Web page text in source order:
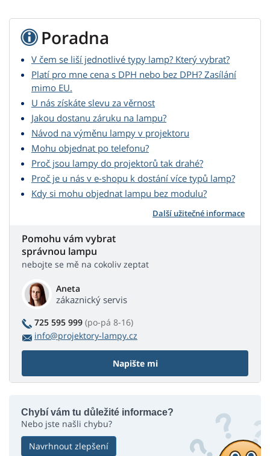
Poradna
V čem se liší jednotlivé typy lamp? Který vybrat?
Platí pro mne cena s DPH nebo bez DPH? Zasílání
mimo EU.
U nás získáte slevu za věrnost
Jakou dostanu záruku na lampu?
Návod na výměnu lampy v projektoru
Mohu objednat po telefonu?
Proč jsou lampy do projektorů tak drahé?
Proč je u nás v e-shopu k dostání více typů lamp?
Kdy si mohu objednat lampu bez modulu?
Další užitečné informace
Pomohu vám vybrat
správnou lampu
nebojte se mě na cokoliv zeptat
Aneta
zákaznický servis
725 595 999 (po-pá 8-16)
info@projektory-lampy.cz
Napište mi
Chybí vám tu důležité informace?
Nebo jste našli chybu?
Navrhnout zlepšení